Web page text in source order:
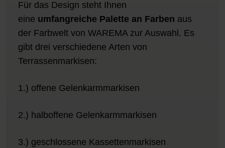
Für das Design steht Ihnen
eine umfangreiche Palette an Farben aus
der Farbwelt von WAREMA zur Auswahl. Es
gibt drei verschiedene Arten von
Terrassenmarkisen:
1.) offene Gelenkarmmarkisen
2.) halboffene Gelenkarmmarkisen
3.) geschlossene Kassettenmarkisen